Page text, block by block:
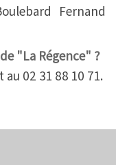
Fernand
"La Régence" ?
02 31 88 10 71.